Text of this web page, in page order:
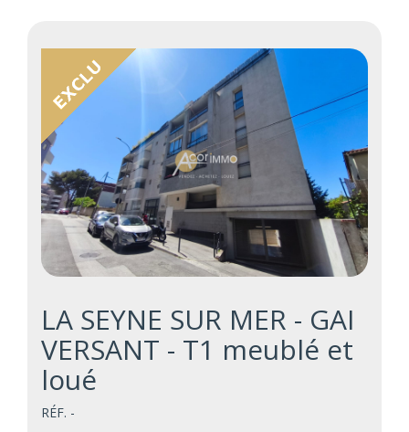
LA SEYNE SUR MER - GAI
VERSANT - T1 meublé et
loué
RÉF. -